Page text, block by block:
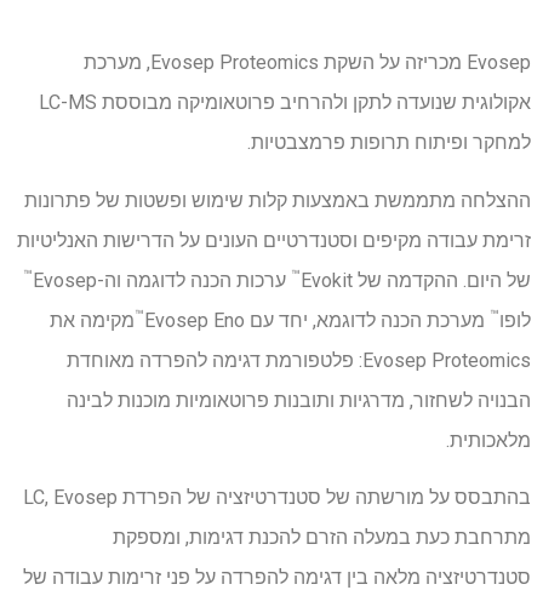
Evosep מכריזה על השקת Evosep Proteomics, מערכת
אקולוגית שנועדה לתקן ולהרחיב פרוטאומיקה מבוססת LC-MS
למחקר ופיתוח תרופות פרמצבטיות.
ההצלחה מתממשת באמצעות קלות שימוש ופשטות של פתרונות
זרימת עבודה מקיפים וסטנדרטיים העונים על הדרישות האנליטיות
של היום. ההקדמה של Evokit
™ ערכות הכנה לדוגמה וה-Evosep ™
לופו™ מערכת הכנה לדוגמא, יחד עם Evosep Eno ™מקימה את
Evosep Proteomics: פלטפורמת דגימה להפרדה מאוחדת
הבנויה לשחזור, מדרגיות ותובנות פרוטאומיות מוכנות לבינה
מלאכותית.
בהתבסס על מורשתה של סטנדרטיזציה של הפרדת LC, Evosep
מתרחבת כעת במעלה הזרם להכנת דגימות, ומספקת
סטנדרטיזציה מלאה בין דגימה להפרדה על פני זרימות עבודה של